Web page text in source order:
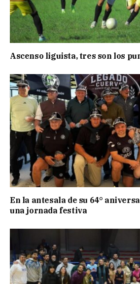
Ascenso liguista, tres son los
En la antesala de su 64°
una jornada festiva